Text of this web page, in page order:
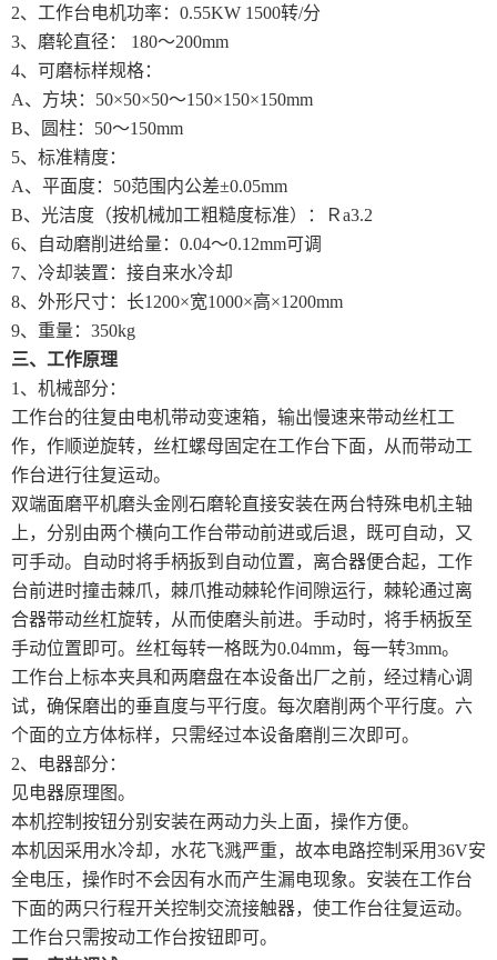
2、工作台电机功率：0.55KW 1500转/分
3、磨轮直径： 180～200mm
4、可磨标样规格：
A、方块：50×50×50～150×150×150mm
B、圆柱：50～150mm
5、标准精度：
A、平面度：50范围内公差±0.05mm
B、光洁度（按机械加工粗糙度标准）：Ｒa3.2
6、自动磨削进给量：0.04～0.12mm可调
7、冷却装置：接自来水冷却
8、外形尺寸：长1200×宽1000×高×1200mm
9、重量：350kg
三、工作原理
1、机械部分：
工作台的往复由电机带动变速箱，输出慢速来带动丝杠工
作，作顺逆旋转，丝杠螺母固定在工作台下面，从而带动工
作台进行往复运动。
双端面磨平机磨头金刚石磨轮直接安装在两台特殊电机主轴
上，分别由两个横向工作台带动前进或后退，既可自动，又
可手动。自动时将手柄扳到自动位置，离合器便合起，工作
台前进时撞击棘爪，棘爪推动棘轮作间隙运行，棘轮通过离
合器带动丝杠旋转，从而使磨头前进。手动时，将手柄扳至
手动位置即可。丝杠每转一格既为0.04mm，每一转3mm。
工作台上标本夹具和两磨盘在本设备出厂之前，经过精心调
试，确保磨出的垂直度与平行度。每次磨削两个平行度。六
个面的立方体标样，只需经过本设备磨削三次即可。
2、电器部分：
见电器原理图。
本机控制按钮分别安装在两动力头上面，操作方便。
本机因采用水冷却，水花飞溅严重，故本电路控制采用36V安
全电压，操作时不会因有水而产生漏电现象。安装在工作台
下面的两只行程开关控制交流接触器，使工作台往复运动。
工作台只需按动工作台按钮即可。